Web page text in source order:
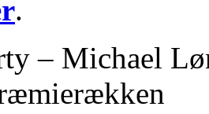
.
– Michael